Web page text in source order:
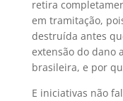
retira
em tramitação,
destruída antes
extensão do dano
brasileira, e por
E iniciativas não